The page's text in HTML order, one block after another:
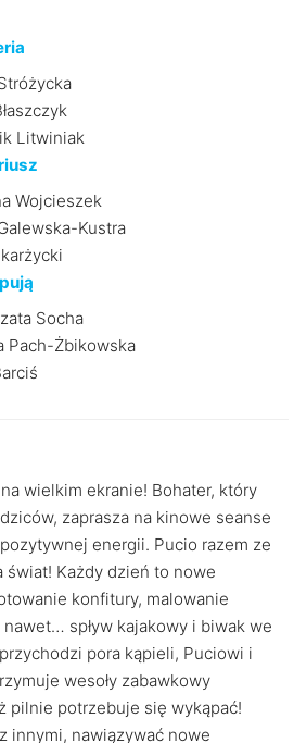
Litwiniak
Wojcieszek
Kustra
Socha
Pach-Żbikowska
wielkim ekranie! Bohater, który
zaprasza na kinowe seanse
energii. Pucio razem ze
świat! Każdy dzień to nowe
konfitury, malowanie
spływ kajakowy i biwak we
pora kąpieli, Puciowi i
wesoły zabawkowy
pilnie potrzebuje się wykąpać!
innymi, nawiązywać nowe